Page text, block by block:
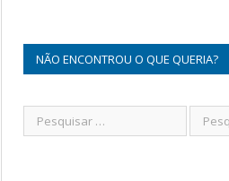
NÃO ENCONTROU O QUE QUERIA?